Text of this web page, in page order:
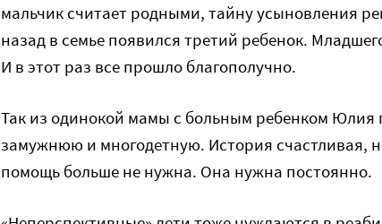
мальчик считает родными, тайну усыновления
назад в семье появился третий ребенок.
И в этот раз все прошло благополучно.
Так из одинокой мамы с больным ребенком
замужнюю и многодетную. История счастливая,
помощь больше не нужна. Она нужна постоянно.